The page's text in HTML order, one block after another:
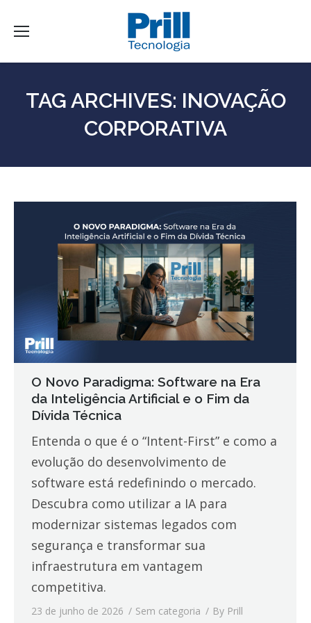
TAG ARCHIVES: INOVAÇÃO
CORPORATIVA
O Novo Paradigma: Software na Era
da Inteligência Artificial e o Fim da
Dívida Técnica
Entenda o que é o “Intent-First” e como a
evolução do desenvolvimento de
software está redefinindo o mercado.
Descubra como utilizar a IA para
modernizar sistemas legados com
segurança e transformar sua
infraestrutura em vantagem
competitiva.
23 de junho de 2026 Sem categoria By Prill